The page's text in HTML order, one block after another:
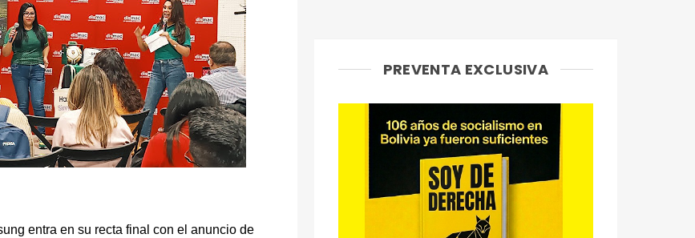
entra en su recta final con el anuncio de
PREVENTA EXCLUSIVA